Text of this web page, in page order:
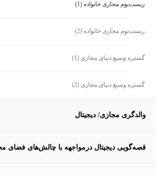
زیست‌بوم مجازی خانواده (1)
زیست‌بوم مجازی خانواده (2)
گستره وسیع دنیای مجازی (1)
گستره وسیع دنیای مجازی (2)
والدگری مجازی/ دیجیتال
قصه‌گویی دیجیتال درمواجهه با چالش‌های فضای